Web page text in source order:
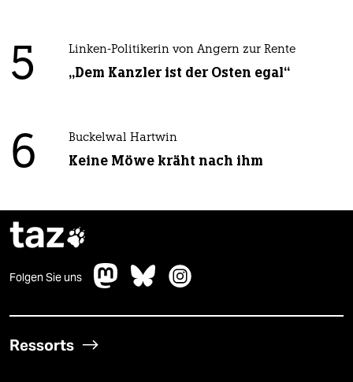
5 Linken-Politikerin von Angern zur Rente
„Dem Kanzler ist der Osten egal“
6 Buckelwal Hartwin
Keine Möwe kräht nach ihm
taz
Folgen Sie uns
Ressorts